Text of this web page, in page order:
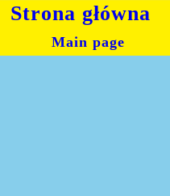
Strona główna
Main page